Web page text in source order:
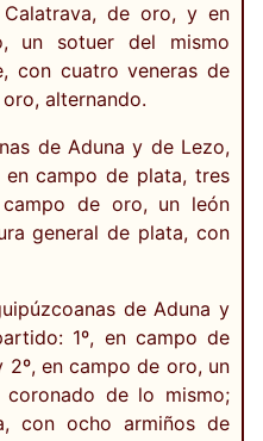
de oro, y en
un sotuer del mismo
con cuatro veneras de
alternando.
de Aduna y de Lezo,
en campo de plata, tres
de oro, un león
general de plata, con
de Aduna y
1º, en campo de
en campo de oro, un
coronado de lo mismo;
con ocho armiños de